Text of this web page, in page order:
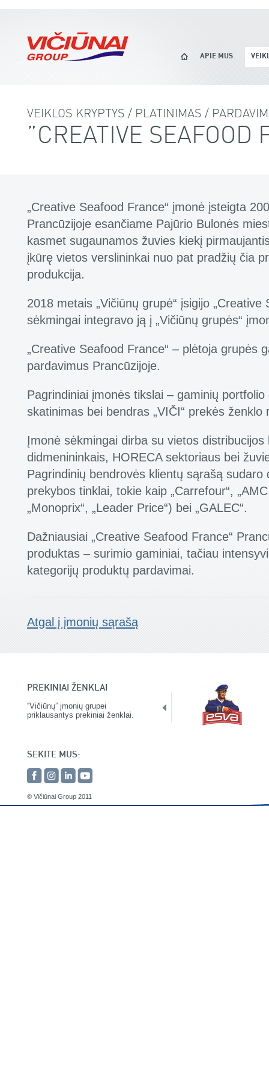
APIE MUS
VEIKLOS KRYPTYS / PLATINIMAS /
„CREATIVE SEAFOOD
„Creative Seafood France“ įmonė įsteigta
Prancūzijoje esančiame Pajūrio Bulonės
kasmet sugaunamos žuvies kiekį
įkūrę vietos verslininkai nuo pat pradžių čia
produkcija.
2018 metais „Vičiūnų grupė“ įsigijo „Creative
sėkmingai integravo ją į „Vičiūnų grupės“
„Creative Seafood France“ – plėtoja grupės
pardavimus Prancūzijoje.
Pagrindiniai įmonės tikslai – gaminių
skatinimas bei bendras „VIČI“ prekės ženklo
Įmonė sėkmingai dirba su vietos
didmenininkais, HORECA sektoriaus bei
Pagrindinių bendrovės klientų sąrašą sudaro
prekybos tinklai, tokie kaip „Carrefour“,
„Monoprix“, „Leader Price“) bei „GALEC“.
Dažniausiai „Creative Seafood France“
produktas – surimio gaminiai, tačiau
kategorijų produktų pardavimai.
Atgal į įmonių sąrašą
PREKINIAI ŽENKLAI
“Vičiūnų” įmonių grupei
priklausantys prekiniai ženklai.
SEKITE MUS:
© Vičiūnai Group 2011